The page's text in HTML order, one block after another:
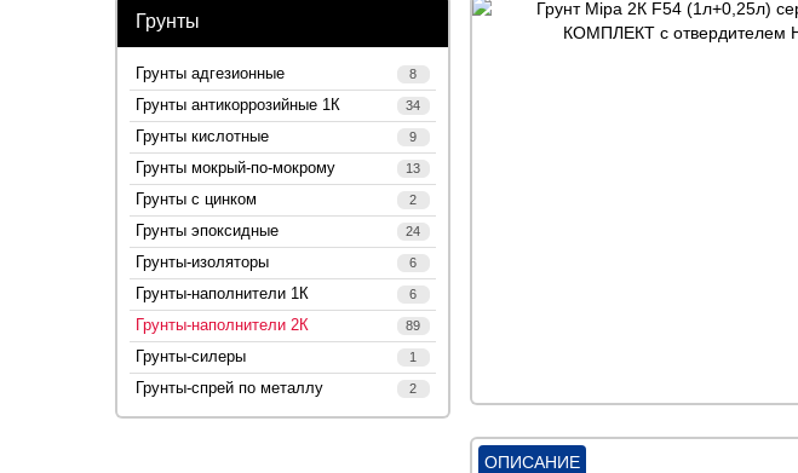
Грунты
Грунты адгезионные 8
Грунты антикоррозийные 1К 34
Грунты кислотные 9
Грунты мокрый-по-мокрому 13
Грунты с цинком 2
Грунты эпоксидные 24
Грунты-изоляторы 6
Грунты-наполнители 1К 6
Грунты-наполнители 2К 89
Грунты-силеры 1
Грунты-спрей по металлу 2
ОПИСАНИЕ